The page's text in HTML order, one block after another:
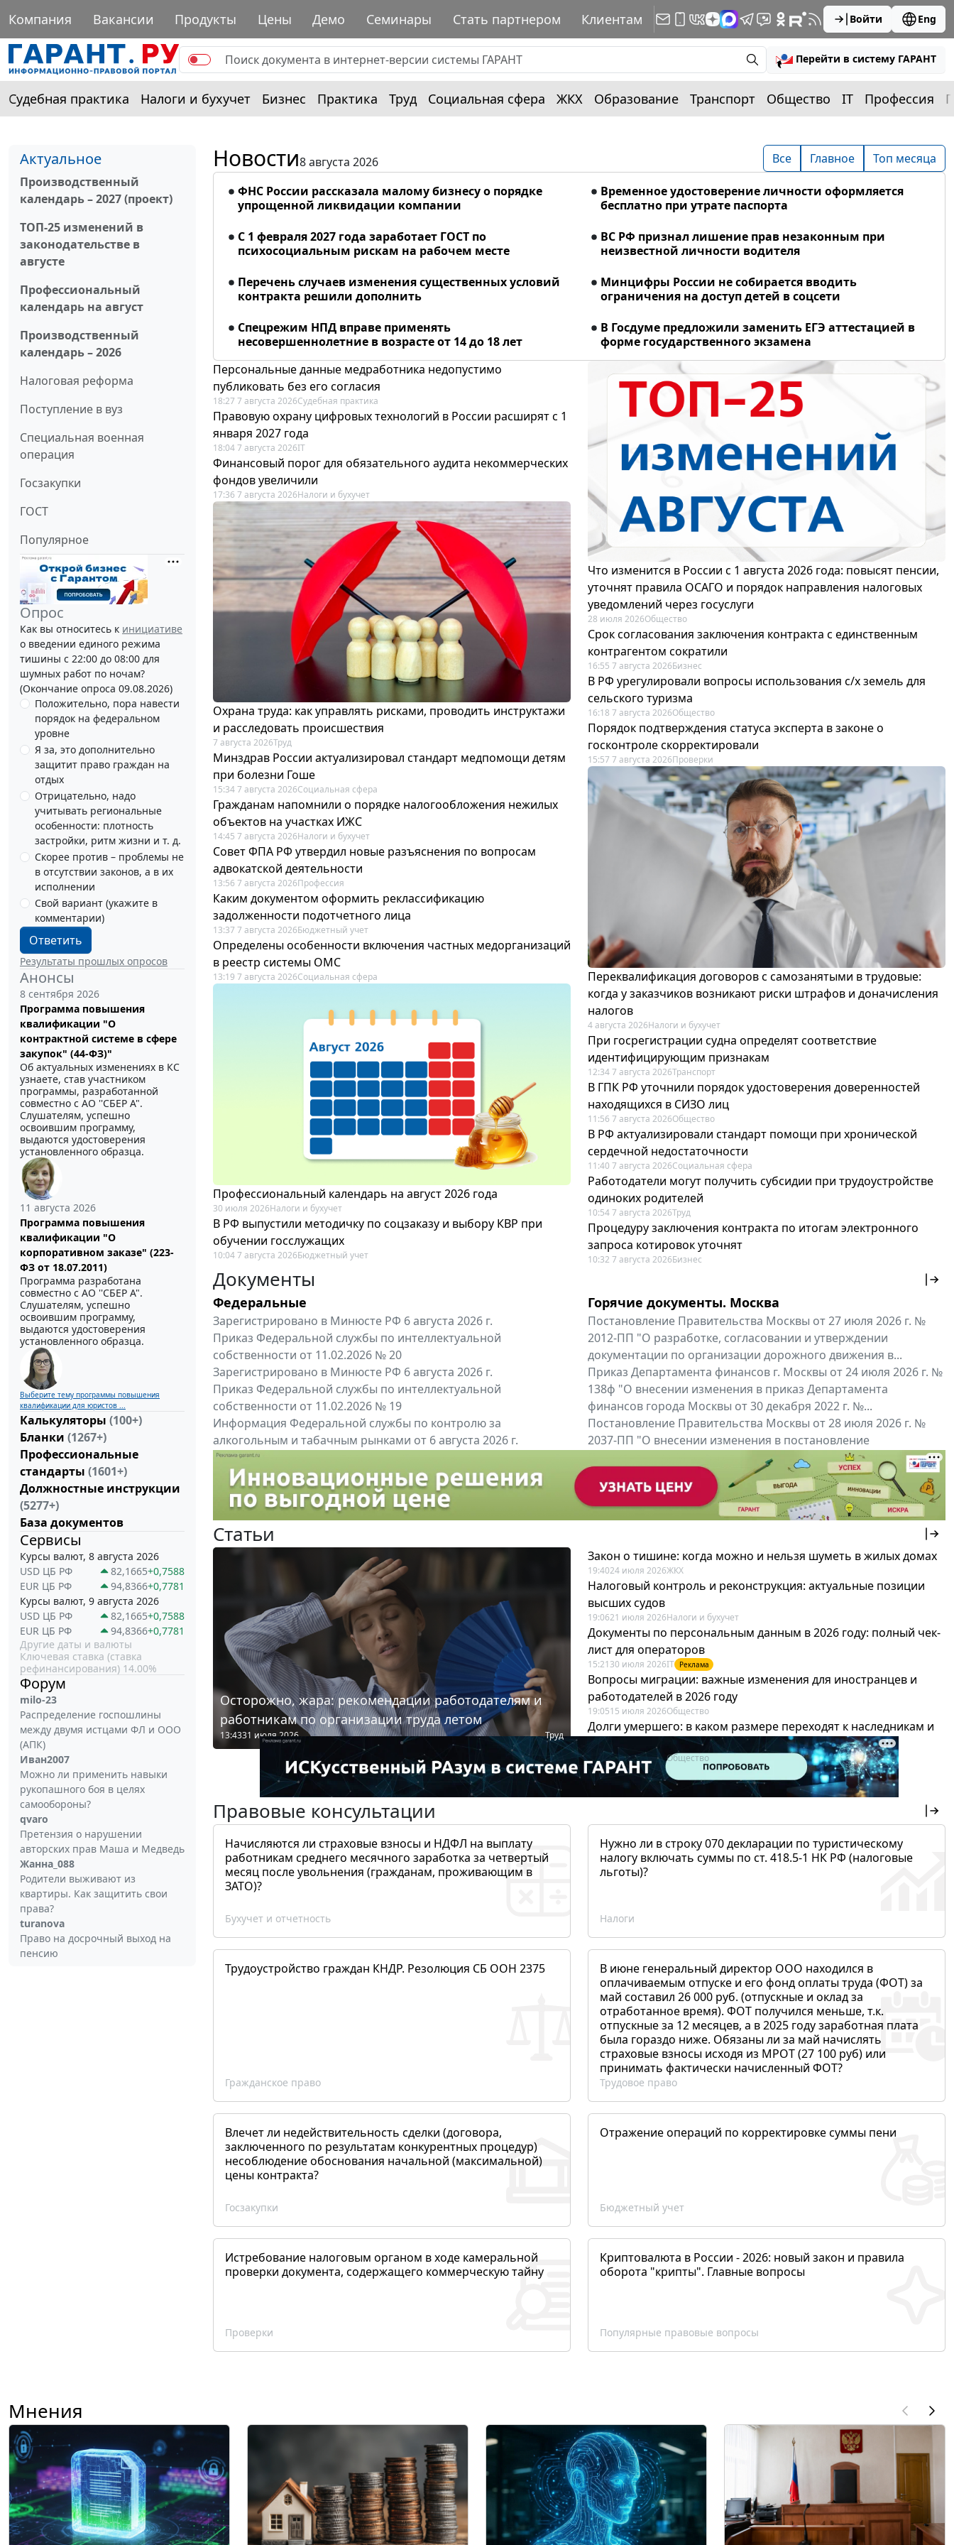
Компания Вакансии Продукты Цены Демо Семинары Стать партнером Клиентам Войти Eng
Перейти в систему ГАРАНТ
Судебная практика Налоги и бухучет Бизнес Практика Труд Социальная сфера ЖКХ Образование Транспорт Общество IT Профессия
Актуальное
Производственный
календарь – 2027 (проект)
ТОП-25 изменений в
законодательстве в
августе
Профессиональный
календарь на август
Производственный
календарь – 2026
Налоговая реформа
Поступление в вуз
Специальная военная
операция
Госзакупки
ГОСТ
Популярное
Опрос
Как вы относитесь к инициативе
о введении единого режима
тишины с 22:00 до 08:00 для
шумных работ по ночам?
(Окончание опроса 09.08.2026)
Положительно, пора навести
порядок на федеральном
уровне
Я за, это дополнительно
защитит право граждан на
отдых
Отрицательно, надо
учитывать региональные
особенности: плотность
застройки, ритм жизни и т. д.
Скорее против – проблемы не
в отсутствии законов, а в их
исполнении
Свой вариант (укажите в
комментарии)
Ответить
Результаты прошлых опросов
Анонсы
8 сентября 2026
Программа повышения
квалификации "О
контрактной системе в сфере
закупок" (44-ФЗ)"
Об актуальных изменениях в КС
узнаете, став участником
программы, разработанной
совместно с АО ''СБЕР А".
Слушателям, успешно
освоившим программу,
выдаются удостоверения
установленного образца.
11 августа 2026
Программа повышения
квалификации "О
корпоративном заказе" (223-
ФЗ от 18.07.2011)
Программа разработана
совместно с АО ''СБЕР А".
Слушателям, успешно
освоившим программу,
выдаются удостоверения
установленного образца.
Выберите тему программы повышения
квалификации для юристов ...
Калькуляторы (100+)
Бланки (1267+)
Профессиональные
стандарты (1601+)
Должностные инструкции
(5277+)
База документов
Сервисы
Курсы валют, 8 августа 2026
USD ЦБ РФ
82,1665+0,7588
EUR ЦБ РФ
94,8366+0,7781
Курсы валют, 9 августа 2026
USD ЦБ РФ
82,1665+0,7588
EUR ЦБ РФ
94,8366+0,7781
Другие даты и валюты
Ключевая ставка (ставка
рефинансирования) 14.00%
Форум
milo-23
Распределение госпошлины
между двумя истцами ФЛ и ООО
(АПК)
Иван2007
Можно ли применить навыки
рукопашного боя в целях
самообороны?
qvaro
Претензия о нарушении
авторских прав Маша и Медведь
Жанна_088
Родители выживают из
квартиры. Как защитить свои
права?
turanova
Право на досрочный выход на
пенсию
Новости8 августа 2026 Все Главное Топ месяца
ФНС России рассказала малому бизнесу о порядке
упрощенной ликвидации компании
Временное удостоверение личности оформляется
бесплатно при утрате паспорта
С 1 февраля 2027 года заработает ГОСТ по
психосоциальным рискам на рабочем месте
ВС РФ признал лишение прав незаконным при
неизвестной личности водителя
Перечень случаев изменения существенных условий
контракта решили дополнить
Минцифры России не собирается вводить
ограничения на доступ детей в соцсети
Спецрежим НПД вправе применять
несовершеннолетние в возрасте от 14 до 18 лет
В Госдуме предложили заменить ЕГЭ аттестацией в
форме государственного экзамена
Персональные данные медработника недопустимо
публиковать без его согласия
18:27 7 августа 2026Судебная практика
Правовую охрану цифровых технологий в России расширят с 1
января 2027 года
18:04 7 августа 2026IT
Финансовый порог для обязательного аудита некоммерческих
фондов увеличили
17:36 7 августа 2026Налоги и бухучет
Охрана труда: как управлять рисками, проводить инструктажи
и расследовать происшествия
7 августа 2026Труд
Минздрав России актуализировал стандарт медпомощи детям
при болезни Гоше
15:34 7 августа 2026Социальная сфера
Гражданам напомнили о порядке налогообложения нежилых
объектов на участках ИЖС
14:45 7 августа 2026Налоги и бухучет
Совет ФПА РФ утвердил новые разъяснения по вопросам
адвокатской деятельности
13:56 7 августа 2026Профессия
Каким документом оформить реклассификацию
задолженности подотчетного лица
13:37 7 августа 2026Бюджетный учет
Определены особенности включения частных медорганизаций
в реестр системы ОМС
13:19 7 августа 2026Социальная сфера
Профессиональный календарь на август 2026 года
30 июля 2026Налоги и бухучет
В РФ выпустили методичку по соцзаказу и выбору КВР при
обучении госслужащих
10:04 7 августа 2026Бюджетный учет
Что изменится в России с 1 августа 2026 года: повысят пенсии,
уточнят правила ОСАГО и порядок направления налоговых
уведомлений через госуслуги
28 июля 2026Общество
Срок согласования заключения контракта с единственным
контрагентом сократили
16:55 7 августа 2026Бизнес
В РФ урегулировали вопросы использования с/х земель для
сельского туризма
16:18 7 августа 2026Общество
Порядок подтверждения статуса эксперта в законе о
госконтроле скорректировали
15:57 7 августа 2026Проверки
Переквалификация договоров с самозанятыми в трудовые:
когда у заказчиков возникают риски штрафов и доначисления
налогов
4 августа 2026Налоги и бухучет
При госрегистрации судна определят соответствие
идентифицирующим признакам
12:34 7 августа 2026Транспорт
В ГПК РФ уточнили порядок удостоверения доверенностей
находящихся в СИЗО лиц
11:56 7 августа 2026Общество
В РФ актуализировали стандарт помощи при хронической
сердечной недостаточности
11:40 7 августа 2026Социальная сфера
Работодатели могут получить субсидии при трудоустройстве
одиноких родителей
10:54 7 августа 2026Труд
Процедуру заключения контракта по итогам электронного
запроса котировок уточнят
10:32 7 августа 2026Бизнес
Документы
Федеральные
Зарегистрировано в Минюсте РФ 6 августа 2026 г.
Приказ Федеральной службы по интеллектуальной
собственности от 11.02.2026 № 20
Зарегистрировано в Минюсте РФ 6 августа 2026 г.
Приказ Федеральной службы по интеллектуальной
собственности от 11.02.2026 № 19
Информация Федеральной службы по контролю за
алкогольным и табачным рынками от 6 августа 2026 г.
"Вниманию производителей и импортёров алкогольной...
Все федеральные документы
Горячие документы. Москва
Постановление Правительства Москвы от 27 июля 2026 г. №
2012-ПП "О разработке, согласовании и утверждении
документации по организации дорожного движения в...
Приказ Департамента финансов г. Москвы от 24 июля 2026 г. №
138ф "О внесении изменения в приказ Департамента
финансов города Москвы от 30 декабря 2022 г. №...
Постановление Правительства Москвы от 28 июля 2026 г. №
2037-ПП "О внесении изменения в постановление
Правительства Москвы от 26 июля 2011 г. № 334-ПП"
Все региональные документы Мой регион ...
Статьи
Осторожно, жара: рекомендации работодателям и
работникам по организации труда летом
13:4331 июля 2026 Труд
Закон о тишине: когда можно и нельзя шуметь в жилых домах
19:4024 июля 2026ЖКХ
Налоговый контроль и реконструкция: актуальные позиции
высших судов
19:0621 июля 2026Налоги и бухучет
Документы по персональным данным в 2026 году: полный чек-
лист для операторов
15:21 30 июля 2026IT Реклама
Вопросы миграции: важные изменения для иностранцев и
работодателей в 2026 году
19:0515 июля 2026Общество
Долги умершего: в каком размере переходят к наследникам и
когда их можно не платить
19:4317 июля 2026Общество
Правовые консультации
Начисляются ли страховые взносы и НДФЛ на выплату
работникам среднего месячного заработка за четвертый
месяц после увольнения (гражданам, проживающим в
ЗАТО)?
Бухучет и отчетность
Нужно ли в строку 070 декларации по туристическому
налогу включать суммы по ст. 418.5-1 НК РФ (налоговые
льготы)?
Налоги
Трудоустройство граждан КНДР. Резолюция СБ ООН 2375
Гражданское право
В июне генеральный директор ООО находился в
оплачиваемым отпуске и его фонд оплаты труда (ФОТ) за
май составил 26 000 руб. (отпускные и оклад за
отработанное время). ФОТ получился меньше, т.к.
отпускные за 12 месяцев, а в 2025 году заработная плата
была гораздо ниже. Обязаны ли за май начислять
страховые взносы исходя из МРОТ (27 100 руб) или
принимать фактически начисленный ФОТ?
Трудовое право
Влечет ли недействительность сделки (договора,
заключенного по результатам конкурентных процедур)
несоблюдение обоснования начальной (максимальной)
цены контракта?
Госзакупки
Отражение операций по корректировке суммы пени
Бюджетный учет
Истребование налоговым органом в ходе камеральной
проверки документа, содержащего коммерческую тайну
Проверки
Криптовалюта в России - 2026: новый закон и правила
оборота "крипты". Главные вопросы
Популярные правовые вопросы
Мнения